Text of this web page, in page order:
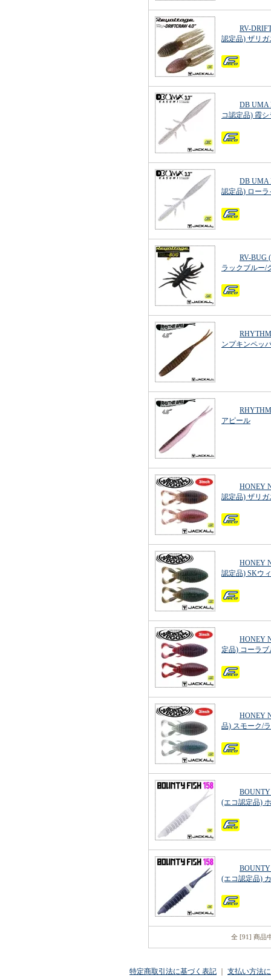
RV-
認定品) ザリガ
DB UMA
コ認定品) 霞
DB UMA
認定品) ロー
RV-BUG
ラックブルー/
ンプキンペッ
アピール
HONEY
認定品) ザリガ
HONEY
認定品) SKウ
HONEY
定品) コーラ
HONEY
品) スモーク/
(エコ認定品)
(エコ認定品)
全 [91] 商品
特定商取引法に基づく表記 支払い方法